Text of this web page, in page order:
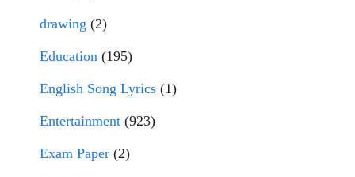
drawing (2)
Education (195)
English Song Lyrics (1)
Entertainment (923)
Exam Paper (2)